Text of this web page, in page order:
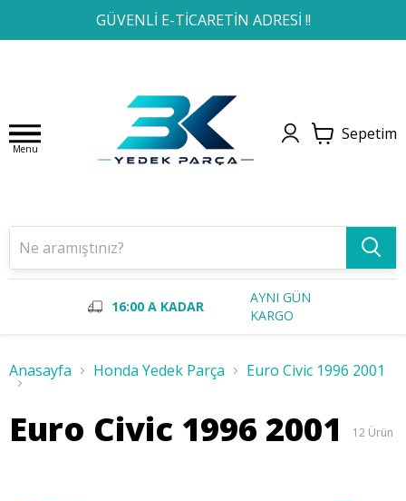
GÜVENLİ E-TİCARETİN ADRESİ !!
1 2 3 4
Menu
Sepetim
16:00 A KADAR
AYNI GÜN
KARGO
Anasayfa Honda Yedek Parça Euro Civic 1996 2001
Euro Civic 1996 2001 12 Ürün